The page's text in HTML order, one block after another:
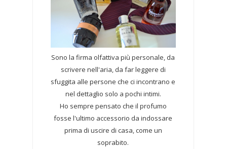
Sono la firma olfattiva più personale, da
scrivere nell'aria, da far leggere di
sfuggita alle persone che ci incontrano e
nel dettaglio solo a pochi intimi.
Ho sempre pensato che il profumo
fosse l'ultimo accessorio da indossare
prima di uscire di casa, come un
soprabito.